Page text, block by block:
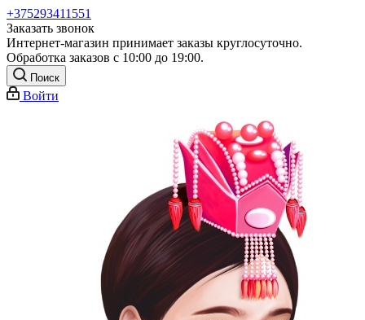
+375293411551
Заказать звонок
Интернет-магазин принимает заказы круглосуточно.
Обработка заказов с 10:00 до 19:00.
Поиск
Войти